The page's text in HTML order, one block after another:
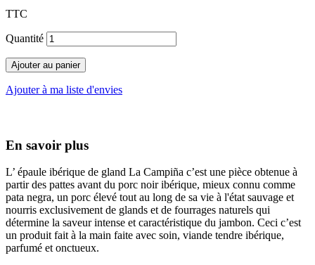
TTC
Quantité
Ajouter au panier
Ajouter à ma liste d'envies
En savoir plus
L’ épaule ibérique de gland La Campiña c’est une pièce obtenue à
partir des pattes avant du porc noir ibérique, mieux connu comme
pata negra, un porc élevé tout au long de sa vie à l'état sauvage et
nourris exclusivement de glands et de fourrages naturels qui
détermine la saveur intense et caractéristique du jambon. Ceci c’est
un produit fait à la main faite avec soin, viande tendre ibérique,
parfumé et onctueux.